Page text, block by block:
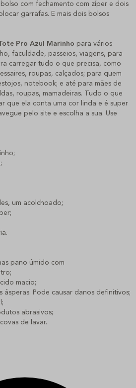
com fechamento com zíper e dois
garrafas. E mais dois bolsos
Pro Azul Marinho para vários
faculdade, passeios, viagens, para
carregar tudo o que precisa, como
roupas, calçados; para quem
notebook; e até para mães de
roupas, mamadeiras. Tudo o que
que ela conta uma cor linda e é super
pelo site e escolha a sua. Use
um acolchoado;
pano úmido com
macio;
ásperas. Pode causar danos definitivos;
abrasivos;
de lavar.